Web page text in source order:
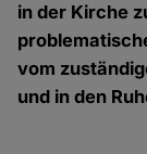
in der Kirche
vom
und in den